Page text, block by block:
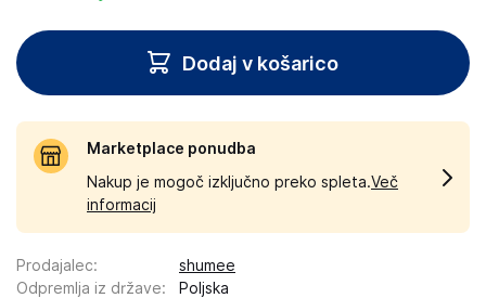
Dodaj v košarico
Marketplace ponudba
Nakup je mogoč izključno preko spleta.Več
informacij
Prodajalec:
shumee
Odpremlja iz države:
Poljska